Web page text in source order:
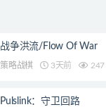
战争洪流/Flow Of War
策略战棋 3天前 247
Pulslink：守卫回路